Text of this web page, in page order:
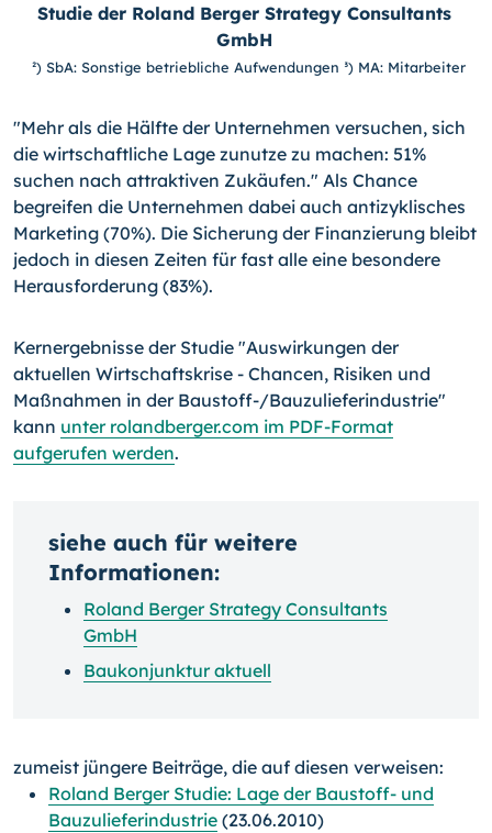
Studie der Roland Berger Strategy Consultants
GmbH
²) SbA: Sonstige betriebliche Aufwendungen ³) MA: Mitarbeiter
"Mehr als die Hälfte der Unternehmen versuchen, sich
die wirtschaftliche Lage zunutze zu machen: 51%
suchen nach attraktiven Zukäufen." Als Chance
begreifen die Unternehmen dabei auch antizyklisches
Marketing (70%). Die Sicherung der Finanzierung bleibt
jedoch in diesen Zeiten für fast alle eine besondere
Herausforderung (83%).
Kernergebnisse der Studie "Auswirkungen der
aktuellen Wirtschaftskrise - Chancen, Risiken und
Maßnahmen in der Baustoff-/Bauzulieferindustrie"
kann unter rolandberger.com im PDF-Format
aufgerufen werden.
siehe auch für weitere
Informationen:
Roland Berger Strategy Consultants
GmbH
Baukonjunktur aktuell
zumeist jüngere Beiträge, die auf diesen verweisen:
Roland Berger Studie: Lage der Baustoff- und
Bauzulieferindustrie (23.06.2010)